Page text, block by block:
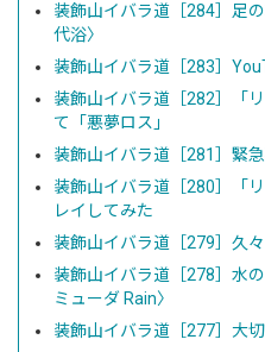
装飾山イバラ道［284］足
代浴〉
装飾山イバラ道［283］
装飾山イバラ道［282］「
て「悪夢ロス」
装飾山イバラ道［281］緊
装飾山イバラ道［280］「
レイしてみた
装飾山イバラ道［279］久
装飾山イバラ道［278］水
ミューダ Rain〉
装飾山イバラ道［277］大